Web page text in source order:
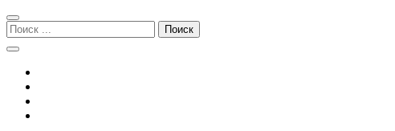
Перейти
к
навигации
Перейти
к
содержимому
Поиск: